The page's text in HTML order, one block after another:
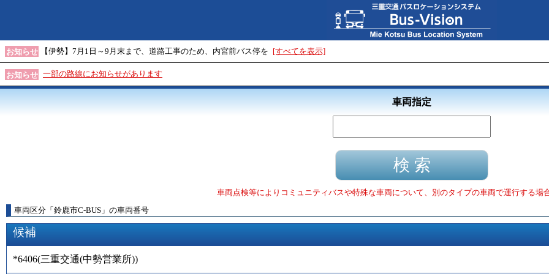
お知らせ 【伊勢】7月1日～9月末まで、道路工事のため、内宮前バス停を [すべてを表示]
お知らせ 一部の路線にお知らせがあります
車両指定
車両点検等によりコミュニティバスや特殊な車両について、別のタイプの車両で運行する場
車両区分 「 鈴鹿市C-BUS 」 の車両番号
候補
*6406(三重交通(中勢営業所))